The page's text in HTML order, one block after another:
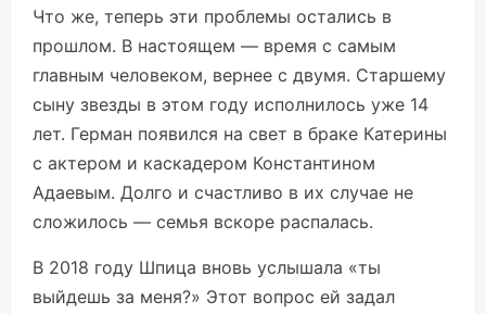
Что же, теперь эти проблемы остались в
прошлом. В настоящем — время с самым
главным человеком, вернее с двумя. Старшему
сыну звезды в этом году исполнилось уже 14
лет. Герман появился на свет в браке Катерины
с актером и каскадером Константином
Адаевым. Долго и счастливо в их случае не
сложилось — семья вскоре распалась.
В 2018 году Шпица вновь услышала «ты
выйдешь за меня?» Этот вопрос ей задал